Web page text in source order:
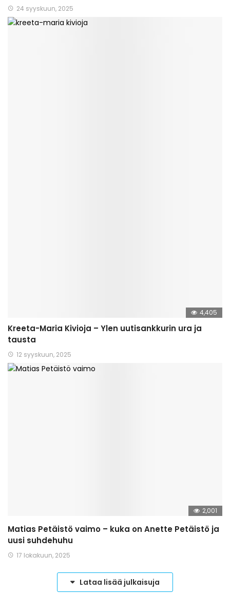
24 syyskuun, 2025
4,405
Kreeta-Maria Kivioja – Ylen uutisankkurin ura ja
tausta
12 syyskuun, 2025
2,001
Matias Petäistö vaimo – kuka on Anette Petäistö ja
uusi suhdehuhu
17 lokakuun, 2025
Lataa lisää julkaisuja